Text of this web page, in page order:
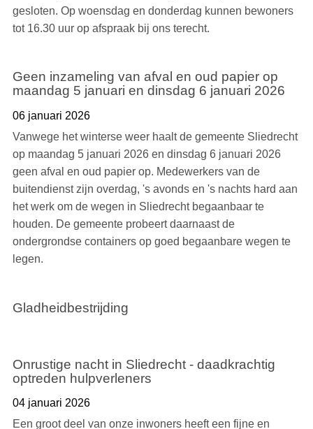
gesloten. Op woensdag en donderdag kunnen bewoners
tot 16.30 uur op afspraak bij ons terecht.
Geen inzameling van afval en oud papier op
maandag 5 januari en dinsdag 6 januari 2026
06 januari 2026
Vanwege het winterse weer haalt de gemeente Sliedrecht
op maandag 5 januari 2026 en dinsdag 6 januari 2026
geen afval en oud papier op. Medewerkers van de
buitendienst zijn overdag, 's avonds en 's nachts hard aan
het werk om de wegen in Sliedrecht begaanbaar te
houden. De gemeente probeert daarnaast de
ondergrondse containers op goed begaanbare wegen te
legen.
Gladheidbestrijding
Onrustige nacht in Sliedrecht - daadkrachtig
optreden hulpverleners
04 januari 2026
Een groot deel van onze inwoners heeft een fijne en